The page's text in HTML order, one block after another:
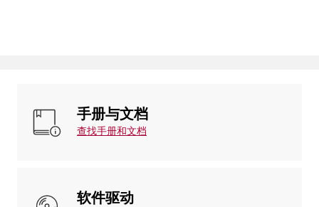
手册与文档
查找手册和文档
软件驱动